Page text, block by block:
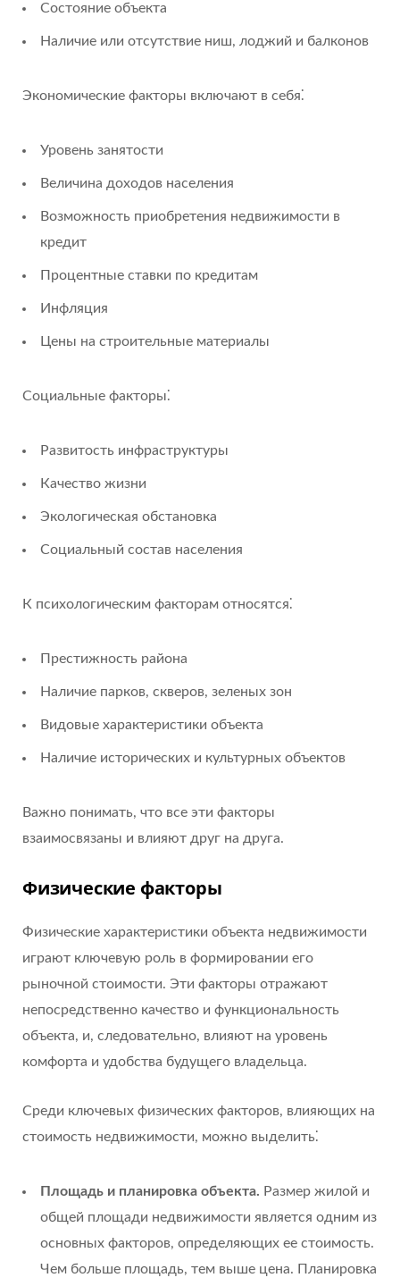
Состояние объекта
Наличие или отсутствие ниш, лоджий и балконов
Экономические факторы включают в себя⁚
Уровень занятости
Величина доходов населения
Возможность приобретения недвижимости в
кредит
Процентные ставки по кредитам
Инфляция
Цены на строительные материалы
Социальные факторы⁚
Развитость инфраструктуры
Качество жизни
Экологическая обстановка
Социальный состав населения
К психологическим факторам относятся⁚
Престижность района
Наличие парков, скверов, зеленых зон
Видовые характеристики объекта
Наличие исторических и культурных объектов
Важно понимать, что все эти факторы
взаимосвязаны и влияют друг на друга.
Физические факторы
Физические характеристики объекта недвижимости
играют ключевую роль в формировании его
рыночной стоимости. Эти факторы отражают
непосредственно качество и функциональность
объекта, и, следовательно, влияют на уровень
комфорта и удобства будущего владельца.
Среди ключевых физических факторов, влияющих на
стоимость недвижимости, можно выделить⁚
Площадь и планировка объекта. Размер жилой и
общей площади недвижимости является одним из
основных факторов, определяющих ее стоимость.
Чем больше площадь, тем выше цена. Планировка